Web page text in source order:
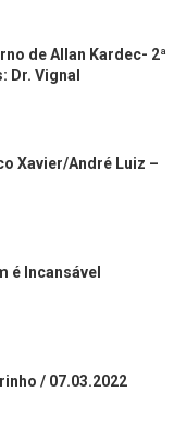
de Allan Kardec- 2ª
Dr. Vignal
Xavier/André Luiz –
é Incansável
/ 07.03.2022